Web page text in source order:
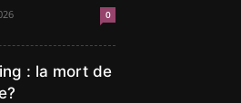
0
: la mort de